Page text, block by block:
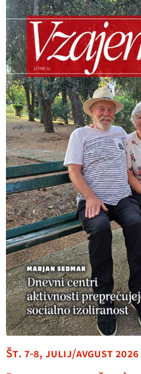
Št. 7-8, julij/avgust 2026